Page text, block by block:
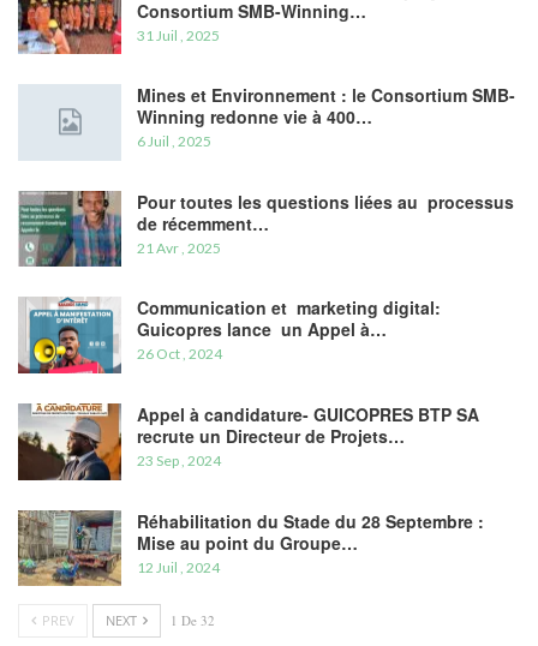
Consortium SMB-Winning…
31 Juil , 2025
Mines et Environnement : le Consortium SMB-
Winning redonne vie à 400…
6 Juil , 2025
Pour toutes les questions liées au processus
de récemment…
21 Avr , 2025
Communication et marketing digital:
Guicopres lance un Appel à…
26 Oct , 2024
Appel à candidature- GUICOPRES BTP SA
recrute un Directeur de Projets…
23 Sep , 2024
Réhabilitation du Stade du 28 Septembre :
Mise au point du Groupe…
12 Juil , 2024
PREV NEXT 1 De 32